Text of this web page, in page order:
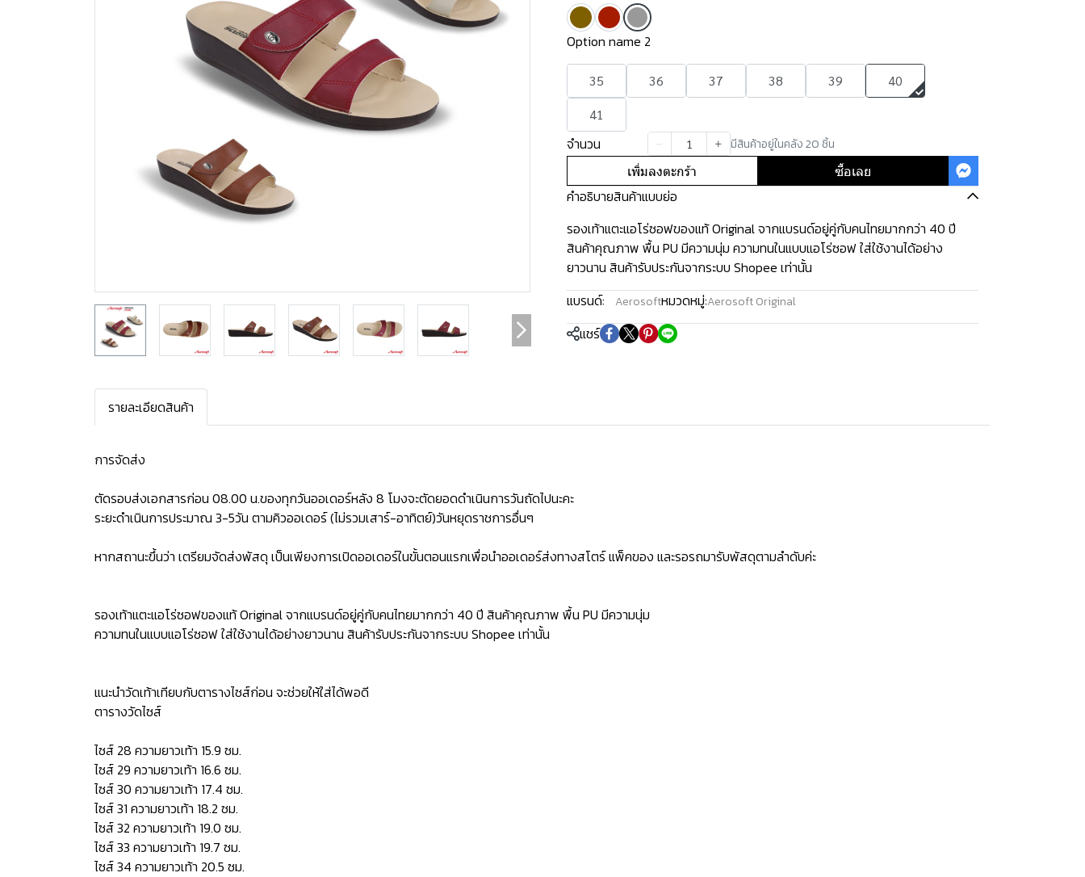
Option name 2
35 36 37 38 39
40
41
จำนวน
มีสินค้าอยู่ในคลัง 20 ชิ้น
เพิ่มลงตะกร้า
ซื้อเลย
คำอธิบายสินค้าแบบย่อ
รองเท้าแตะแอโร่ซอฟของแท้ Original จากแบรนด์อยู่คู่กับคนไทยมากกว่า 40 ปี
สินค้าคุณภาพ พื้น PU มีความนุ่ม ความทนในแบบแอโร่ซอฟ ใส่ใช้งานได้อย่าง
ยาวนาน สินค้ารับประกันจากระบบ Shopee เท่านั้น
แบรนด์:
Aerosoftหมวดหมู่:Aerosoft Original
แชร์
รายละเอียดสินค้า
การจัดส่ง
ตัดรอบส่งเอกสารก่อน 08.00 น.ของทุกวันออเดอร์หลัง 8 โมงจะตัดยอดดำเนินการวันถัดไปนะคะ
ระยะดำเนินการประมาณ 3-5วัน ตามคิวออเดอร์ (ไม่รวมเสาร์-อาทิตย์)วันหยุดราชการอื่นๆ
หากสถานะขึ้นว่า เตรียมจัดส่งพัสดุ เป็นเพียงการเปิดออเดอร์ในขั้นตอนแรกเพื่อนำออเดอร์ส่งทางสโตร์ แพ็คของ และรอรถมารับพัสดุตามลำดับค่ะ
รองเท้าแตะแอโร่ซอฟของแท้ Original จากแบรนด์อยู่คู่กับคนไทยมากกว่า 40 ปี สินค้าคุณภาพ พื้น PU มีความนุ่ม
ความทนในแบบแอโร่ซอฟ ใส่ใช้งานได้อย่างยาวนาน สินค้ารับประกันจากระบบ Shopee เท่านั้น
แนะนำวัดเท้าเทียบกับตารางไซส์ก่อน จะช่วยให้ใส่ได้พอดี
ตารางวัดไซส์
ไซส์ 28 ความยาวเท้า 15.9 ซม.
ไซส์ 29 ความยาวเท้า 16.6 ซม.
ไซส์ 30 ความยาวเท้า 17.4 ซม.
ไซส์ 31 ความยาวเท้า 18.2 ซม.
ไซส์ 32 ความยาวเท้า 19.0 ซม.
ไซส์ 33 ความยาวเท้า 19.7 ซม.
ไซส์ 34 ความยาวเท้า 20.5 ซม.